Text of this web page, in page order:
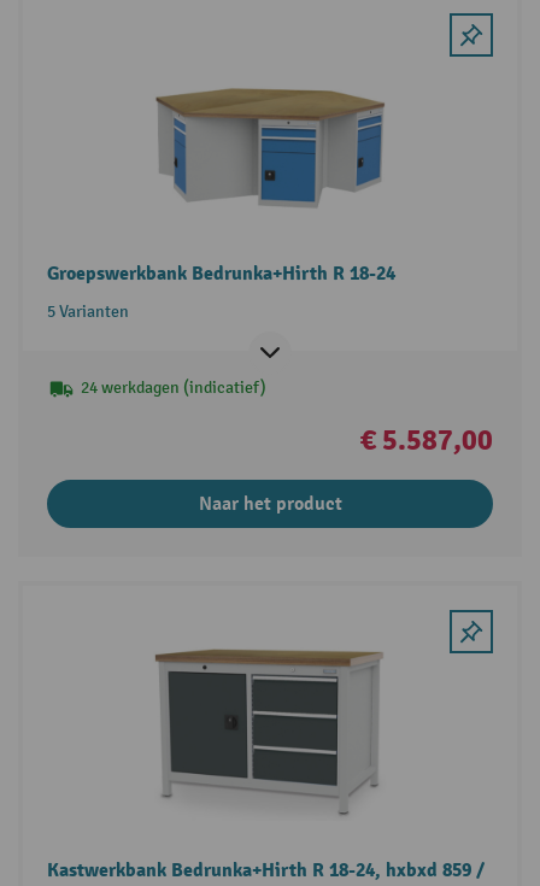
Groepswerkbank Bedrunka+Hirth R 18-24
5 Varianten
24 werkdagen (indicatief)
€ 5.587,00
Naar het product
Kastwerkbank Bedrunka+Hirth R 18-24, hxbxd 859 /